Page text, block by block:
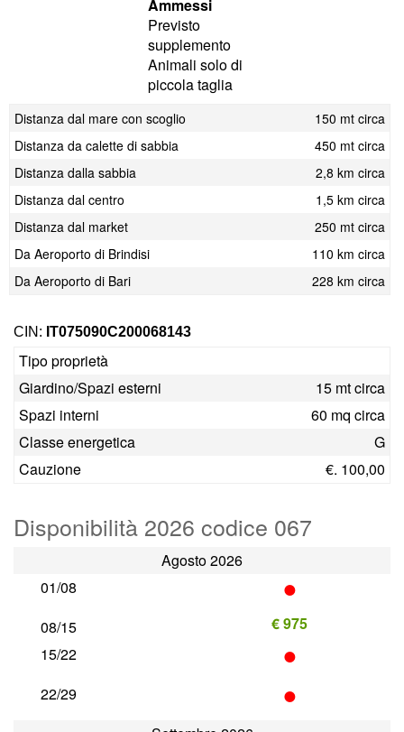
Ammessi
Previsto
supplemento
Animali solo di
piccola taglia
Distanza dal mare con scoglio
150 mt circa
Distanza da calette di sabbia
450 mt circa
Distanza dalla sabbia
2,8 km circa
Distanza dal centro
1,5 km circa
Distanza dal market
250 mt circa
Da Aeroporto di Brindisi
110 km circa
Da Aeroporto di Bari
228 km circa
CIN: IT075090C200068143
Tipo proprietà
Giardino/Spazi esterni
15 mt circa
Spazi interni
60 mq circa
Classe energetica
G
Cauzione
€. 100,00
Disponibilità 2026 codice 067
Agosto 2026
01/08
•
08/15
€ 975
15/22
•
22/29 •